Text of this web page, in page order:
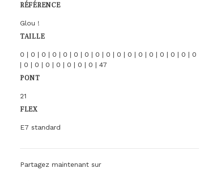
RÉFÉRENCE
Glou !
TAILLE
0 | 0 | 0 | 0 | 0 | 0 | 0 | 0 | 0 | 0 | 0 | 0 | 0 | 0 | 0 | 0 | 0
| 0 | 0 | 0 | 0 | 0 | 0 | 0 | 47
PONT
21
FLEX
E7 standard
Partagez maintenant sur